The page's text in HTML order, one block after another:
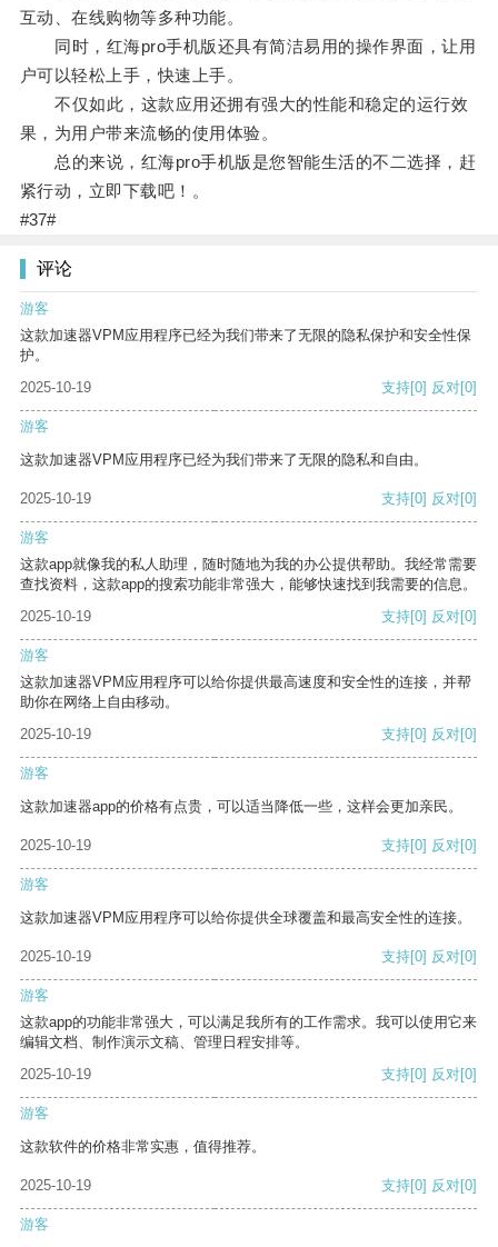
互动、在线购物等多种功能。
同时，红海pro手机版还具有简洁易用的操作界面，让用
户可以轻松上手，快速上手。
不仅如此，这款应用还拥有强大的性能和稳定的运行效
果，为用户带来流畅的使用体验。
总的来说，红海pro手机版是您智能生活的不二选择，赶
紧行动，立即下载吧！。
#37#
评论
游客
这款加速器VPM应用程序已经为我们带来了无限的隐私保护和安全性保
护。
2025-10-19
支持[0] 反对[0]
游客
这款加速器VPM应用程序已经为我们带来了无限的隐私和自由。
2025-10-19 支持[0] 反对[0]
游客
这款app就像我的私人助理，随时随地为我的办公提供帮助。我经常需要
查找资料，这款app的搜索功能非常强大，能够快速找到我需要的信息。
2025-10-19
支持[0] 反对[0]
游客
这款加速器VPM应用程序可以给你提供最高速度和安全性的连接，并帮
助你在网络上自由移动。
2025-10-19
支持[0] 反对[0]
游客
这款加速器app的价格有点贵，可以适当降低一些，这样会更加亲民。
2025-10-19 支持[0] 反对[0]
游客
这款加速器VPM应用程序可以给你提供全球覆盖和最高安全性的连接。
2025-10-19 支持[0] 反对[0]
游客
这款app的功能非常强大，可以满足我所有的工作需求。我可以使用它来
编辑文档、制作演示文稿、管理日程安排等。
2025-10-19
支持[0] 反对[0]
游客
这款软件的价格非常实惠，值得推荐。
2025-10-19 支持[0] 反对[0]
游客